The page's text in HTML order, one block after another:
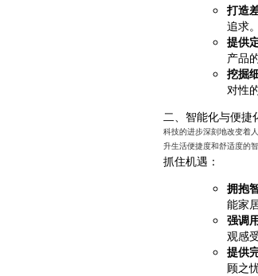
打造
追求。
提供
产品
挖掘
对性
二、智能化与便捷
科技的进步深刻地改变着
升生活便捷度和舒适度的
抓住机遇：
拥抱
能家
强调
观感
提供
顾之忧